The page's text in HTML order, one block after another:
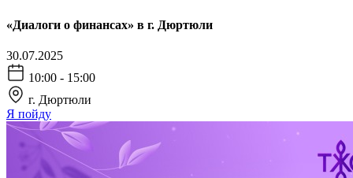
«Диалоги о финансах» в г. Дюртюли
30.07.2025
10:00 - 15:00
г. Дюртюли
Я пойду